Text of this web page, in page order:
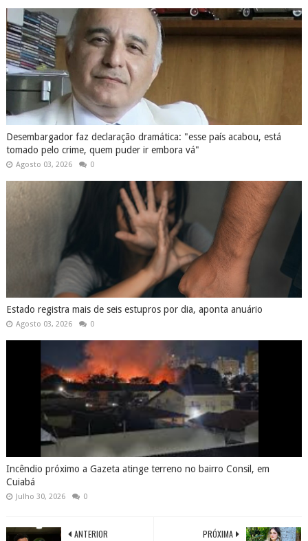
Desembargador faz declaração dramática: "esse país acabou, está
tomado pelo crime, quem puder ir embora vá"
Agosto 03, 2026 0
Estado registra mais de seis estupros por dia, aponta anuário
Agosto 03, 2026 0
Incêndio próximo a Gazeta atinge terreno no bairro Consil, em
Cuiabá
Julho 30, 2026 0
PRÓXIMA
ANTERIOR